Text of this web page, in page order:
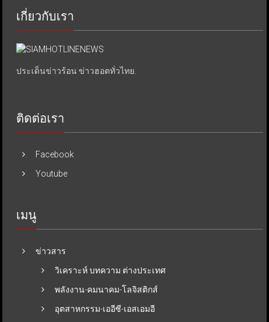
เกี่ยวกับเรา
ประเด็นข่าวร้อน ข่าวฮอตทั่วไทย.
ติดต่อเรา
Facebook
Youtube
เมนู
ข่าวสาร
วิเคราะห์ บทความ ต่างประเทศ
พลังงาน-คมนาคม-โลจิสติกส์
อุตสาหกรรม-เออีซี-เอสเอมอี